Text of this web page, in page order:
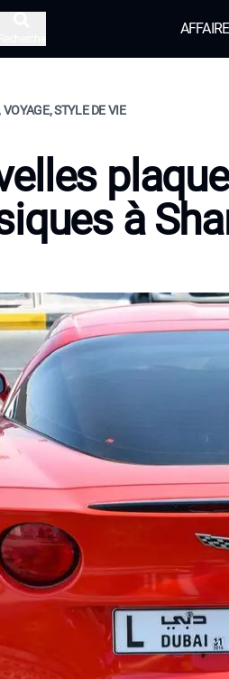
VOYAGE, STYLE DE VIE
à